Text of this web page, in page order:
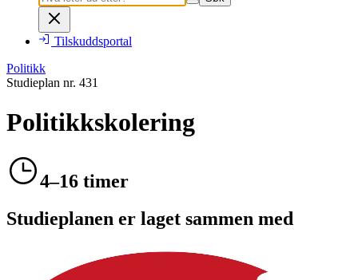
Tilskuddsportal
Politikk
Studieplan nr. 431
Politikkskolering
4–16 timer
Studieplanen er laget sammen med